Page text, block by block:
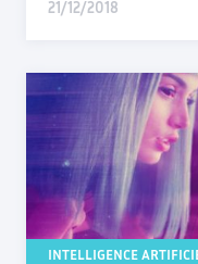
21/12/2018
INTELLIGENCE